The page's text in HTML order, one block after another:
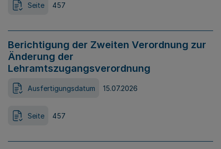
Seite 457
Berichtigung der Zweiten Verordnung zur
Änderung der
Lehramtszugangsverordnung
Ausfertigungsdatum 15.07.2026
Seite 457